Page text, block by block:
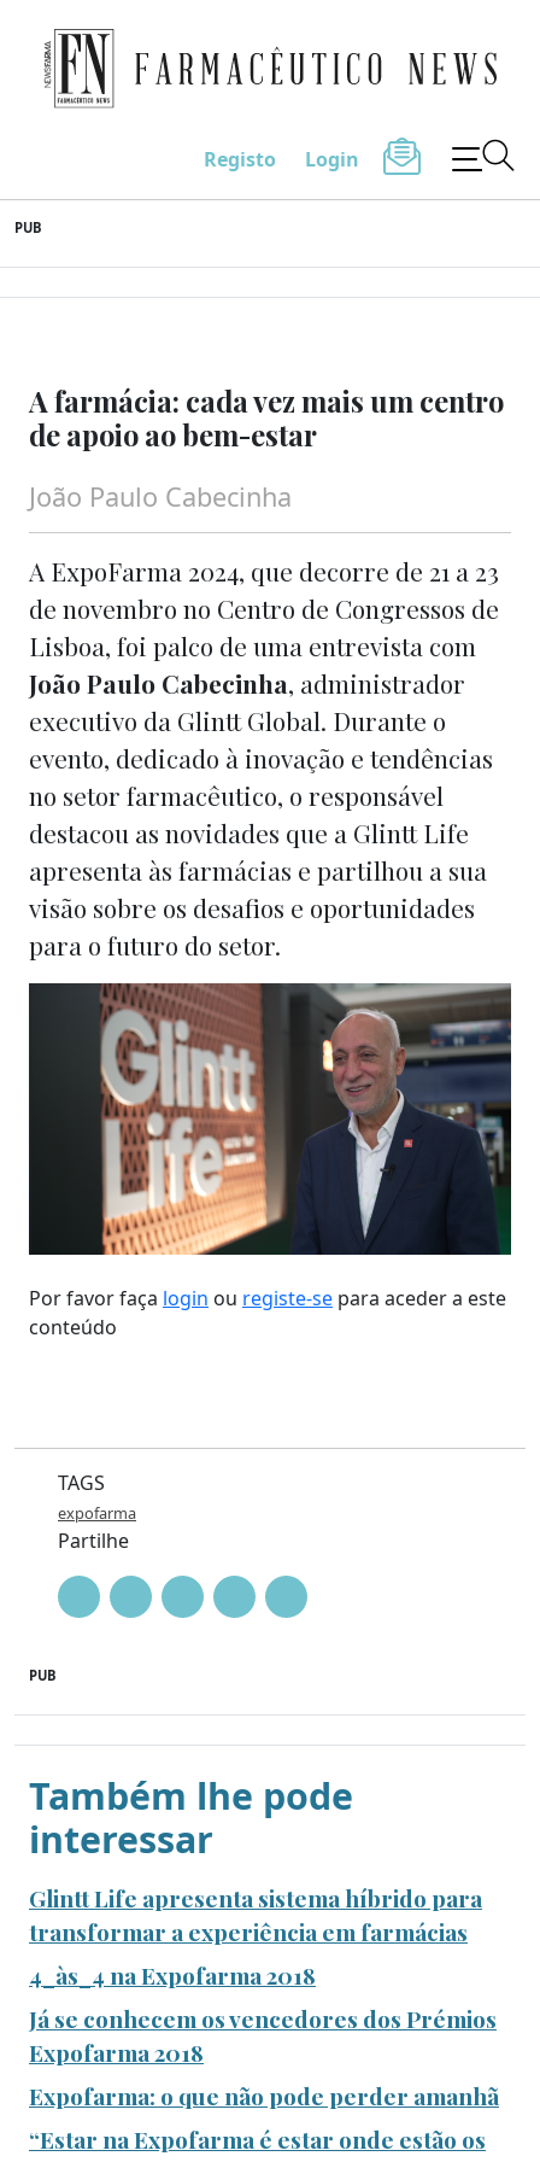
to
content
Farmacêutico News
Registo Login
PUB
A farmácia: cada vez mais um centro
de apoio ao bem-estar
João Paulo Cabecinha
A ExpoFarma 2024, que decorre de 21 a 23
de novembro no Centro de Congressos de
Lisboa, foi palco de uma entrevista com
João Paulo Cabecinha, administrador
executivo da Glintt Global. Durante o
evento, dedicado à inovação e tendências
no setor farmacêutico, o responsável
destacou as novidades que a Glintt Life
apresenta às farmácias e partilhou a sua
visão sobre os desafios e oportunidades
para o futuro do setor.
Por favor faça login ou registe-se para aceder a este
conteúdo
TAGS
expofarma
Partilhe
PUB
Também lhe pode
interessar
Glintt Life apresenta sistema híbrido para
transformar a experiência em farmácias
4_às_4 na Expofarma 2018
Já se conhecem os vencedores dos Prémios
Expofarma 2018
Expofarma: o que não pode perder amanhã
“Estar na Expofarma é estar onde estão os